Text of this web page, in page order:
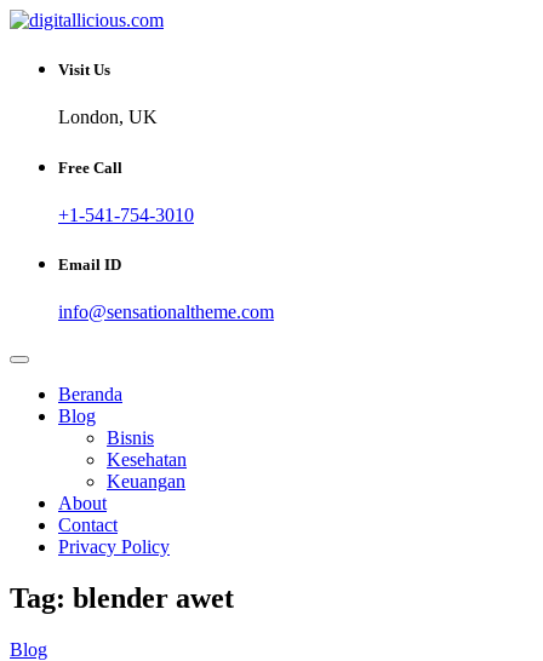
Skip
content
digitallicious.com
Sharing Digital Information
Visit Us
London, UK
Free Call
+1-541-754-3010
Email ID
info@sensationaltheme.com
Beranda
Blog
Bisnis
Kesehatan
Keuangan
About
Contact
Privacy Policy
Tag: blender awet
Blog